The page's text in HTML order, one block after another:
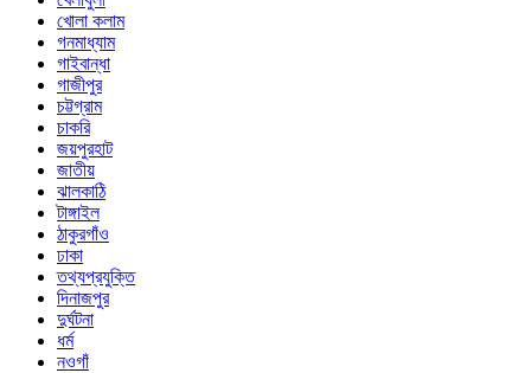
খোলা কলাম
গনমাধ্যাম
গাইবান্ধা
গাজীপুর
চট্টগ্রাম
চাকরি
জয়পুরহাট
জাতীয়
ঝালকাঠি
টাঙ্গাইল
ঠাকুরগাঁও
ঢাকা
তথ্যপ্রযুক্তি
দিনাজপুর
দুর্ঘটনা
ধর্ম
নওগাঁ